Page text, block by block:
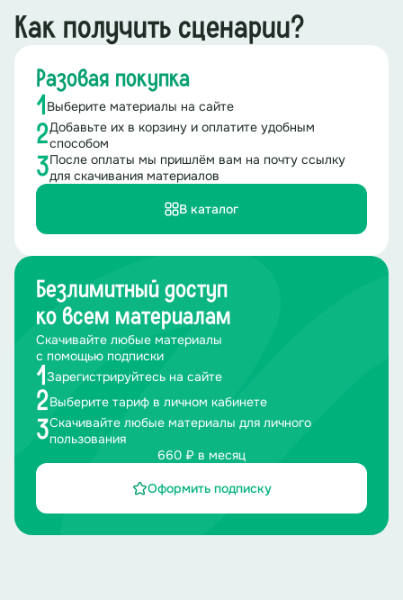
Как получить сценарии?
Разовая покупка
1 Выберите материалы на сайте
2Добавьте их в корзину и оплатите удобным
способом
3После оплаты мы пришлём вам на почту ссылку
для скачивания материалов
В каталог
Безлимитный доступ
ко всем материалам
Скачивайте любые материалы
с помощью подписки
1 Зарегистрируйтесь на сайте
2Выберите тариф в личном кабинете
3Скачивайте любые материалы для личного
пользования
660 ₽ в месяц
Оформить подписку